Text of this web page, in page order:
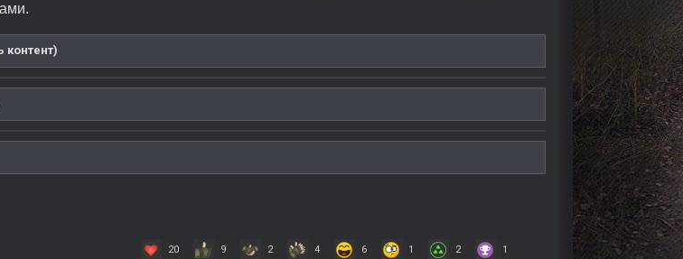
контент)
20 9 2 4 6 1 2 1